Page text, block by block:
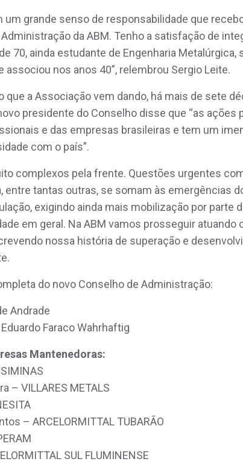
um grande senso de responsabilidade que
da ABM. Tenho a satisfação de
70, ainda estudante de Engenharia Metalúrgica,
associou nos anos 40”, relembrou Sergio Leite.
que a Associação vem dando, há mais de sete
presidente do Conselho disse que “as ações
e das empresas brasileiras e tem um
com o país”.
complexos pela frente. Questões urgentes
entre tantas outras, se somam às emergências
exigindo ainda mais mobilização por parte
em geral. Na ABM vamos prosseguir atuando
nossa história de superação e
do novo Conselho de Administração:
de Andrade
Faraco Wahrhaftig
Mantenedoras:
– VILLARES METALS
– ARCELORMITTAL TUBARÃO
SUL FLUMINENSE